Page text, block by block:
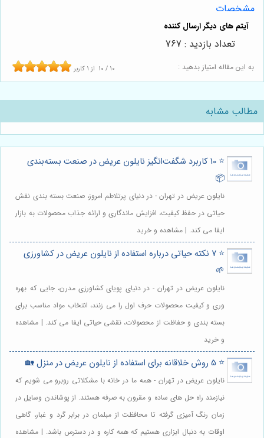
مشخصات
به این مقاله امتیاز بدهید : 10 / 10 از 1 کاربر
تعداد بازدید : 767
مطالب مشابه
⭐️ 10 کاربرد شگفت‌انگیز نایلون عریض در صنعت بسته‌بندی
📦
نایلون عریض در تهران - در دنیای پرتلاطم امروز، صنعت بسته بندی نقش
حیاتی در حفظ کیفیت، افزایش ماندگاری و ارائه جذاب محصولات به بازار
ایفا می کند. | مشاهده و خرید
⭐️ 7 نکته حیاتی درباره استفاده از نایلون عریض در کشاورزی
🌱
نایلون عریض در تهران - در دنیای پویای کشاورزی مدرن، جایی که بهره
وری و کیفیت محصولات حرف اول را می زنند، انتخاب مواد مناسب برای
بسته بندی و حفاظت از محصولات، نقشی حیاتی ایفا می کند. | مشاهده
و خرید
⭐️ 5 روش خلاقانه برای استفاده از نایلون عریض در منزل 🏡
نایلون عریض در تهران - همه ما در خانه با مشکلاتی روبرو می شویم که
نیازمند راه حل های ساده و مقرون به صرفه هستند. از پوشاندن وسایل در
زمان رنگ آمیزی گرفته تا محافظت از مبلمان در برابر گرد و غبار، گاهی
اوقات به دنبال ابزاری هستیم که همه کاره و در دسترس باشد. | مشاهده